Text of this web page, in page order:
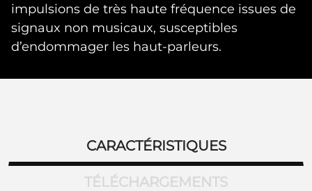
impulsions de très haute fréquence issues de
signaux non musicaux, susceptibles
d’endommager les haut-parleurs.
CARACTÉRISTIQUES
TÉLÉCHARGEMENTS